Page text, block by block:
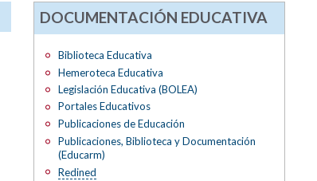
DOCUMENTACIÓN EDUCATIVA
Biblioteca Educativa
Hemeroteca Educativa
Legislación Educativa (BOLEA)
Portales Educativos
Publicaciones de Educación
Publicaciones, Biblioteca y Documentación
(Educarm)
Redined